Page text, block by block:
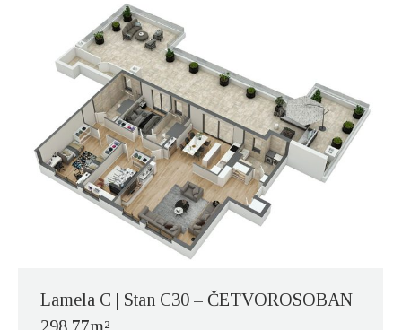
Lamela C | Stan C30 – ČETVOROSOBAN